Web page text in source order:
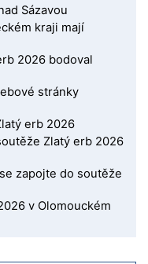
Sázavou
kraji mají
2026 bodoval
stránky
erb 2026
Zlatý erb 2026
zapojte do soutěže
v Olomouckém